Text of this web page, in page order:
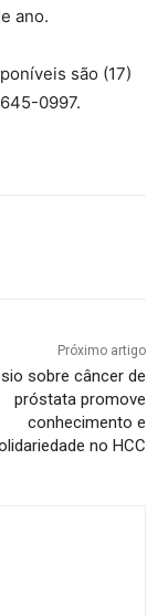
ano.
são (17)
0997.
Próximo artigo
sobre câncer de
próstata promove
conhecimento e
no HCC